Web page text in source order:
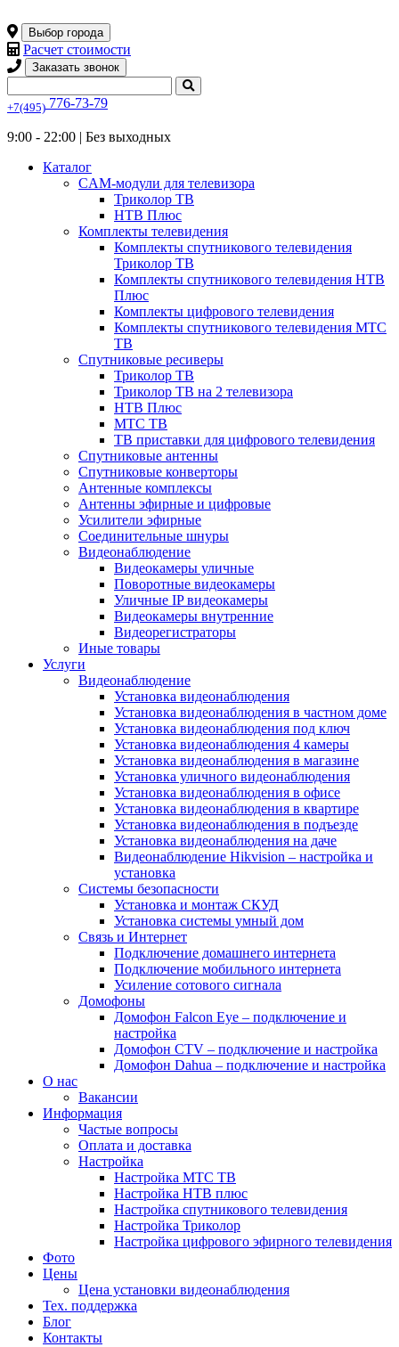
Выбор города
Расчет стоимости
Заказать звонок
+7(495) 776-73-79
9:00 - 22:00 | Без выходных
Каталог
CAM-модули для телевизора
Триколор ТВ
НТВ Плюс
Комплекты телевидения
Комплекты спутникового телевидения
Триколор ТВ
Комплекты спутникового телевидения НТВ
Плюс
Комплекты цифрового телевидения
Комплекты спутникового телевидения МТС
ТВ
Спутниковые ресиверы
Триколор ТВ
Триколор ТВ на 2 телевизора
НТВ Плюс
МТС ТВ
ТВ приставки для цифрового телевидения
Спутниковые антенны
Спутниковые конверторы
Антенные комплексы
Антенны эфирные и цифровые
Усилители эфирные
Соединительные шнуры
Видеонаблюдение
Видеокамеры уличные
Поворотные видеокамеры
Уличные IP видеокамеры
Видеокамеры внутренние
Видеорегистраторы
Иные товары
Услуги
Видеонаблюдение
Установка видеонаблюдения
Установка видеонаблюдения в частном доме
Установка видеонаблюдения под ключ
Установка видеонаблюдения 4 камеры
Установка видеонаблюдения в магазине
Установка уличного видеонаблюдения
Установка видеонаблюдения в офисе
Установка видеонаблюдения в квартире
Установка видеонаблюдения в подъезде
Установка видеонаблюдения на даче
Видеонаблюдение Hikvision – настройка и
установка
Системы безопасности
Установка и монтаж СКУД
Установка системы умный дом
Связь и Интернет
Подключение домашнего интернета
Подключение мобильного интернета
Усиление сотового сигнала
Домофоны
Домофон Falcon Eye – подключение и
настройка
Домофон CTV – подключение и настройка
Домофон Dahua – подключение и настройка
О нас
Вакансии
Информация
Частые вопросы
Оплата и доставка
Настройка
Настройка МТС ТВ
Настройка НТВ плюс
Настройка спутникового телевидения
Настройка Триколор
Настройка цифрового эфирного телевидения
Фото
Цены
Цена установки видеонаблюдения
Тех. поддержка
Блог
Контакты